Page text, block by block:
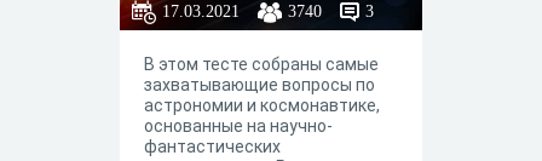
17.03.2021 3740 3
В этом тесте собраны самые
захватывающие вопросы по
астрономии и космонавтике,
основанные на научно-
фантастических